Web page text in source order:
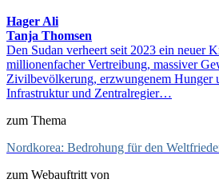
Hager Ali
Tanja Thomsen
Den Sudan verheert seit 2023 ein neuer
millionenfacher Vertreibung, massiver
Zivilbevölkerung, erzwungenem Hunger
Infrastruktur und Zentralregier…
zum Thema
Nordkorea: Bedrohung für den
zum Webauftritt von